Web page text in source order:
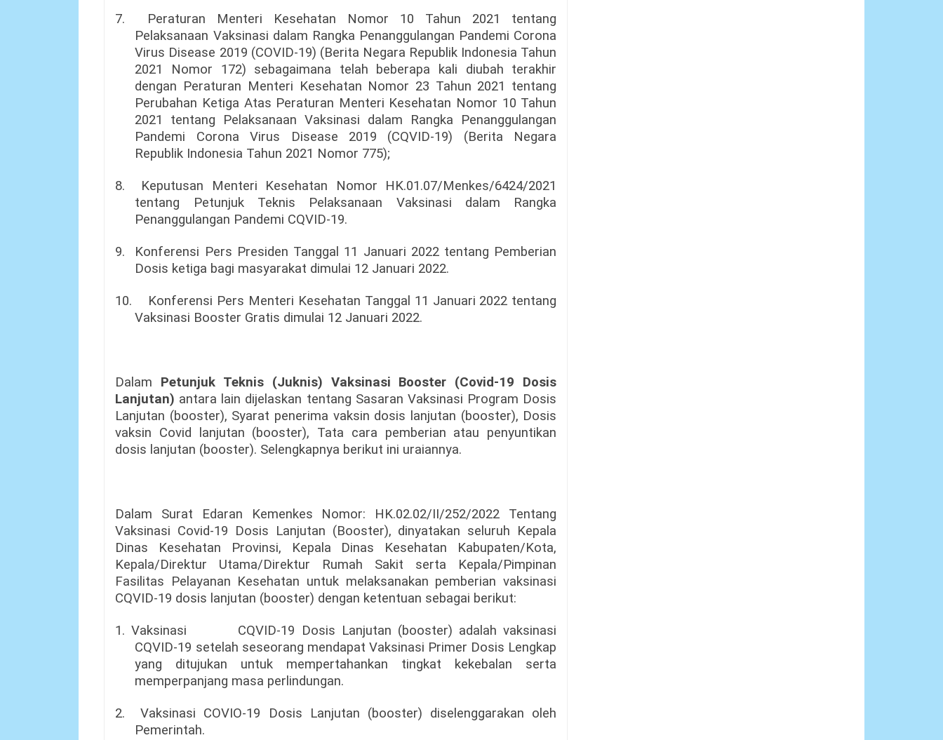
7.
Peraturan Menteri Kesehatan Nomor 10 Tahun 2021 tentang
Pelaksanaan Vaksinasi dalam Rangka Penanggulangan Pandemi Corona
Virus Disease 2019 (COVID-19) (Berita Negara Republik Indonesia Tahun
2021 Nomor 172) sebagaimana telah beberapa kali diubah terakhir
dengan Peraturan Menteri Kesehatan Nomor 23 Tahun 2021 tentang
Perubahan Ketiga Atas Peraturan Menteri Kesehatan Nomor 10 Tahun
2021 tentang Pelaksanaan Vaksinasi dalam Rangka Penanggulangan
Pandemi Corona Virus Disease 2019 (CQVID-19) (Berita Negara
Republik Indonesia Tahun 2021 Nomor 775);
8.
Keputusan Menteri Kesehatan Nomor HK.01.07/Menkes/6424/2021
tentang Petunjuk Teknis Pelaksanaan Vaksinasi dalam Rangka
Penanggulangan Pandemi CQVID-19.
9.
Konferensi Pers Presiden Tanggal 11 Januari 2022 tentang Pemberian
Dosis ketiga bagi masyarakat dimulai 12 Januari 2022.
10.
Konferensi Pers Menteri Kesehatan Tanggal 11 Januari 2022 tentang
Vaksinasi Booster Gratis dimulai 12 Januari 2022.
Dalam Petunjuk Teknis (Juknis) Vaksinasi Booster (Covid-19 Dosis
Lanjutan) antara lain dijelaskan tentang Sasaran Vaksinasi Program Dosis
Lanjutan (booster), Syarat penerima vaksin dosis lanjutan (booster), Dosis
vaksin Covid lanjutan (booster), Tata cara pemberian atau penyuntikan
dosis lanjutan (booster). Selengkapnya berikut ini uraiannya.
Dalam Surat Edaran Kemenkes Nomor: HK.02.02/II/252/2022 Tentang
Vaksinasi Covid-19 Dosis Lanjutan (Booster), dinyatakan seluruh Kepala
Dinas Kesehatan Provinsi, Kepala Dinas Kesehatan Kabupaten/Kota,
Kepala/Direktur Utama/Direktur Rumah Sakit serta Kepala/Pimpinan
Fasilitas Pelayanan Kesehatan untuk melaksanakan pemberian vaksinasi
CQVID-19 dosis lanjutan (booster) dengan ketentuan sebagai berikut:
1. Vaksinasi
CQVID-19 Dosis Lanjutan (booster) adalah vaksinasi
CQVID-19 setelah seseorang mendapat Vaksinasi Primer Dosis Lengkap
yang ditujukan untuk mempertahankan tingkat kekebalan serta
memperpanjang masa perlindungan.
2.
Vaksinasi COVIO-19 Dosis Lanjutan (booster) diselenggarakan oleh
Pemerintah.